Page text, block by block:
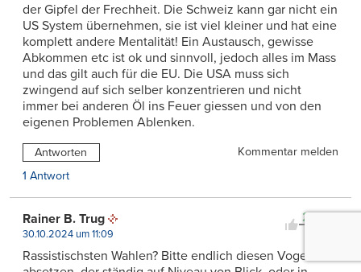
der Gipfel der Frechheit. Die Schweiz kann gar nicht ein
US System übernehmen, sie ist viel kleiner und hat eine
komplett andere Mentalität! Ein Austausch, gewisse
Abkommen etc ist ok und sinnvoll, jedoch alles im Mass
und das gilt auch für die EU. Die USA muss sich
zwingend auf sich selber konzentrieren und nicht
immer bei anderen Öl ins Feuer giessen und von den
eigenen Problemen Ablenken.
Antworten
Kommentar melden
1 Antwort
24
Rainer B. Trug
30.10.2024 um 11:09
Rassistischsten Wahlen? Bitte endlich diesen Vogel